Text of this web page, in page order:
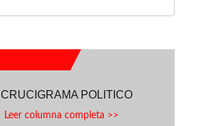
CRUCIGRAMA POLITICO
Leer columna completa >>